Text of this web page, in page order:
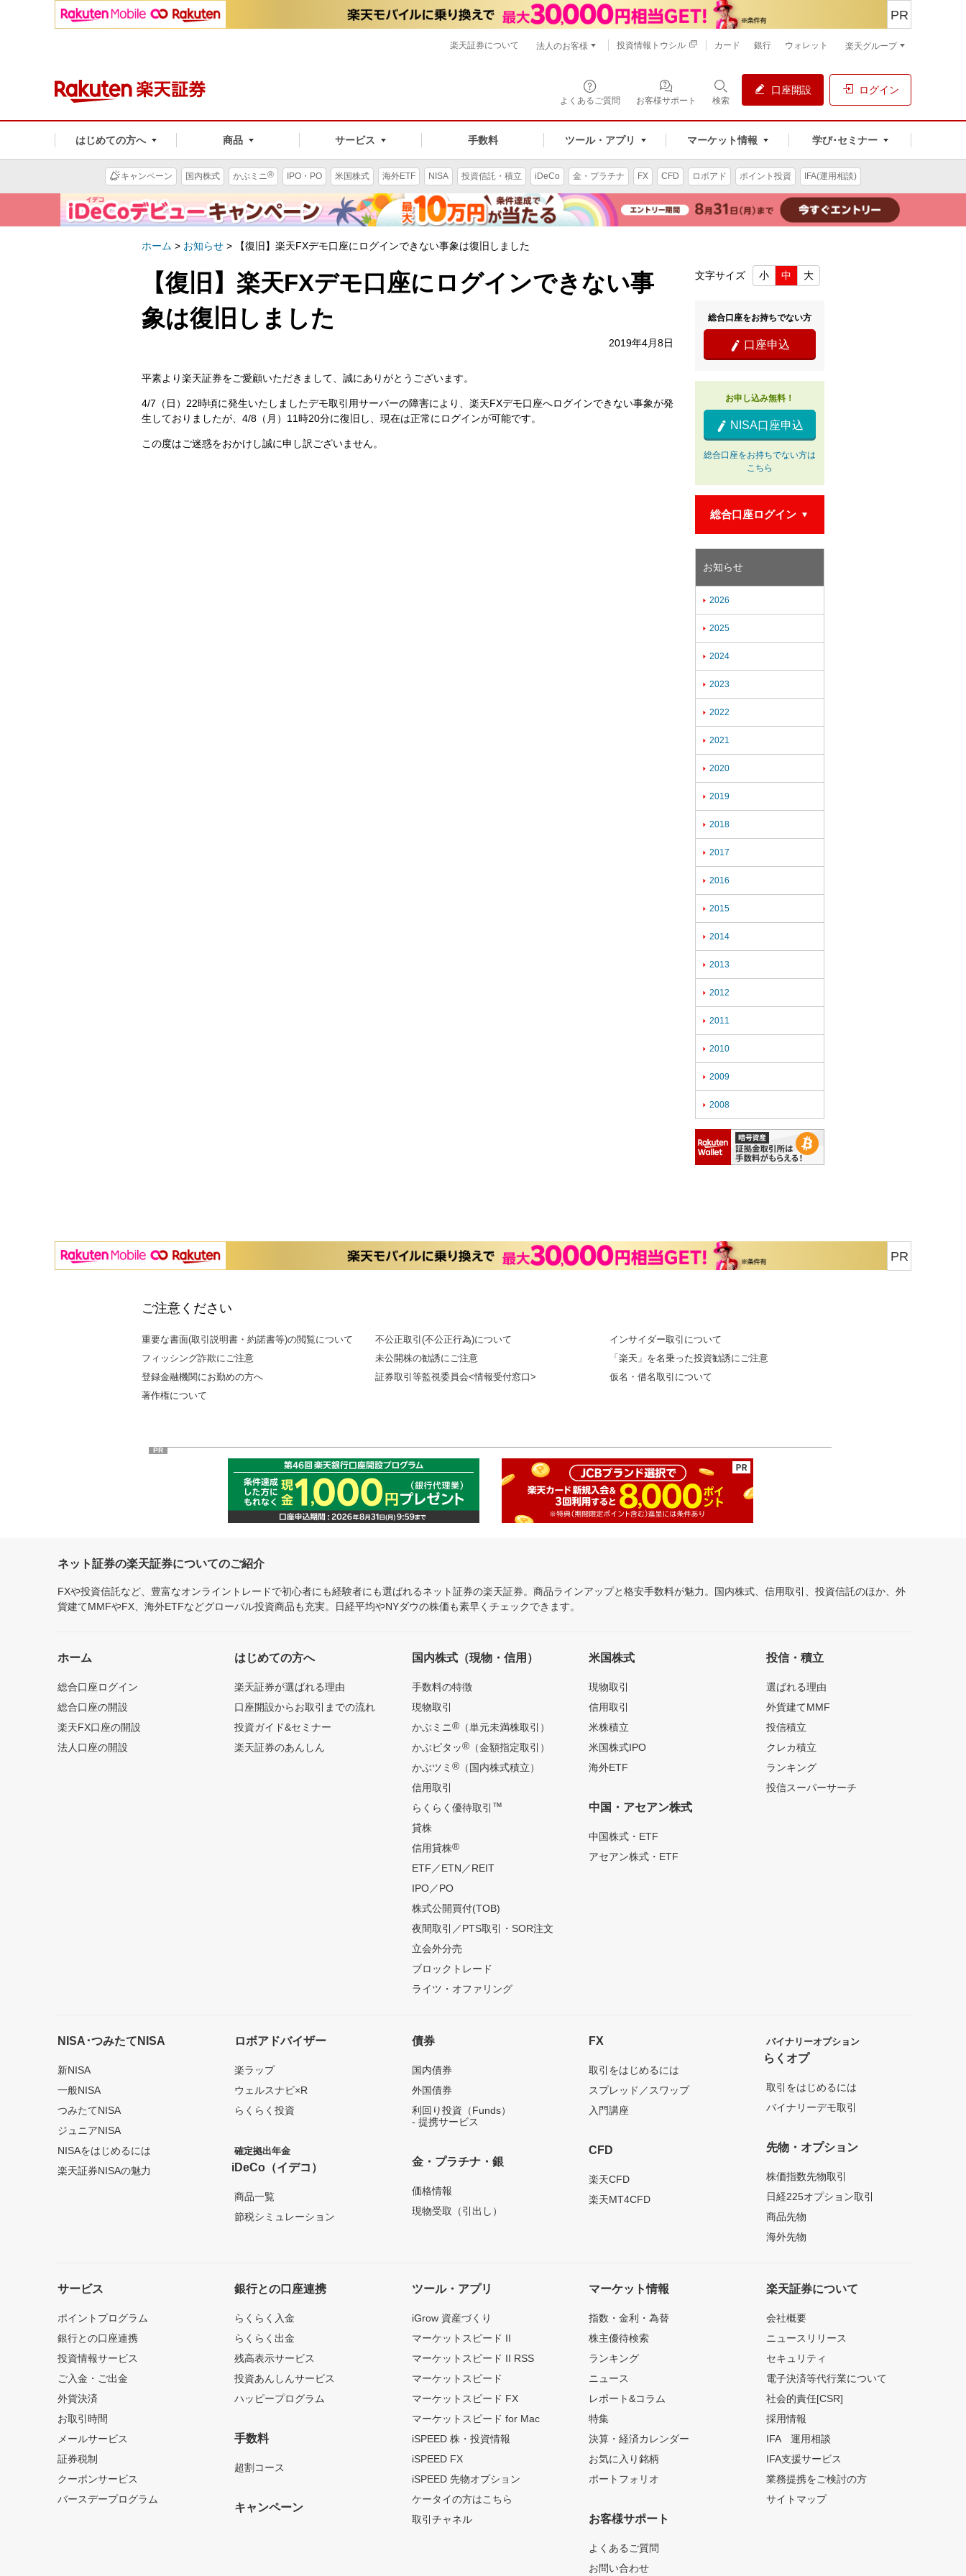
よくあるご質問 お客様サポート 検索
口座開設 ログイン
はじめての方へ 商品 サービス 手数料 ツール・アプリ マーケット情報 学び･セミナー
PR
楽天証券について 法人のお客様 投資情報トウシル カード 銀行 ウォレット 楽天グループ
キャンペーン 国内株式 かぶミニ® IPO・PO 米国株式 海外ETF NISA 投資信託・積立 iDeCo 金・プラチナ FX CFD ロボアド ポイント投資 IFA(運用相談)
ホーム > お知らせ > 【復旧】楽天FXデモ口座にログインできない事象は復旧しました
【復旧】楽天FXデモ口座にログインできない事
象は復旧しました
2019年4月8日
平素より楽天証券をご愛顧いただきまして、誠にありがとうございます。
4/7（日）22時頃に発生いたしましたデモ取引用サーバーの障害により、楽天FXデモ口座へログインできない事象が発
生しておりましたが、4/8（月）11時20分に復旧し、現在は正常にログインが可能です。
この度はご迷惑をおかけし誠に申し訳ございません。
文字サイズ 小 中 大
総合口座をお持ちでない方
 口座申込
お申し込み無料！
 NISA口座申込
総合口座をお持ちでない方は
こちら
総合口座ログイン
お知らせ
 2026
 2025
 2024
 2023
 2022
 2021
 2020
 2019
 2018
 2017
 2016
 2015
 2014
 2013
 2012
 2011
 2010
 2009
 2008
PR
ご注意ください
重要な書面(取引説明書・約諾書等)の閲覧について
フィッシング詐欺にご注意
登録金融機関にお勤めの方へ
著作権について
不公正取引(不公正行為)について
未公開株の勧誘にご注意
証券取引等監視委員会<情報受付窓口>
インサイダー取引について
「楽天」を名乗った投資勧誘にご注意
仮名・借名取引について
PR
ネット証券の楽天証券についてのご紹介
FXや投資信託など、豊富なオンライントレードで初心者にも経験者にも選ばれるネット証券の楽天証券。商品ラインアップと格安手数料が魅力。国内株式、信用取引、投資信託のほか、外
貨建てMMFやFX、海外ETFなどグローバル投資商品も充実。日経平均やNYダウの株価も素早くチェックできます。
ホーム
総合口座ログイン
総合口座の開設
楽天FX口座の開設
法人口座の開設
はじめての方へ
楽天証券が選ばれる理由
口座開設からお取引までの流れ
投資ガイド&セミナー
楽天証券のあんしん
国内株式（現物・信用）
手数料の特徴
現物取引
かぶミニ®（単元未満株取引）
かぶピタッ®（金額指定取引）
かぶツミ ®（国内株式積立）
信用取引
らくらく優待取引 ™
貸株
信用貸株®
ETF／ETN／REIT
IPO／PO
株式公開買付(TOB)
夜間取引／PTS取引・SOR注文
立会外分売
ブロックトレード
ライツ・オファリング
米国株式
現物取引
信用取引
米株積立
米国株式IPO
海外ETF
中国・アセアン株式
中国株式・ETF
アセアン株式・ETF
投信・積立
選ばれる理由
外貨建てMMF
投信積立
クレカ積立
ランキング
投信スーパーサーチ
NISA･つみたてNISA
新NISA
一般NISA
つみたてNISA
ジュニアNISA
NISAをはじめるには
楽天証券NISAの魅力
ロボアドバイザー
楽ラップ
ウェルスナビ×R
らくらく投資
確定拠出年金
iDeCo（イデコ）
商品一覧
節税シミュレーション
債券
国内債券
外国債券
利回り投資（Funds）
- 提携サービス
金・プラチナ・銀
価格情報
現物受取（引出し）
FX
取引をはじめるには
スプレッド／スワップ
入門講座
CFD
楽天CFD
楽天MT4CFD
バイナリーオプション
らくオプ
取引をはじめるには
バイナリーデモ取引
先物・オプション
株価指数先物取引
日経225オプション取引
商品先物
海外先物
サービス
ポイントプログラム
銀行との口座連携
投資情報サービス
ご入金・ご出金
外貨決済
お取引時間
メールサービス
証券税制
クーポンサービス
バースデープログラム
銀行との口座連携
らくらく入金
らくらく出金
残高表示サービス
投資あんしんサービス
ハッピープログラム
手数料
超割コース
キャンペーン
ツール・アプリ
iGrow 資産づくり
マーケットスピード II
マーケットスピード II RSS
マーケットスピード
マーケットスピード FX
マーケットスピード for Mac
iSPEED 株・投資情報
iSPEED FX
iSPEED 先物オプション
ケータイの方はこちら
取引チャネル
マーケット情報
指数・金利・為替
株主優待検索
ランキング
ニュース
レポート&コラム
特集
決算・経済カレンダー
お気に入り銘柄
ポートフォリオ
お客様サポート
よくあるご質問
お問い合わせ
楽天証券について
会社概要
ニュースリリース
セキュリティ
電子決済等代行業について
社会的責任[CSR]
採用情報
IFA 運用相談
IFA支援サービス
業務提携をご検討の方
サイトマップ